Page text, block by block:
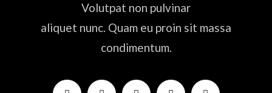
Volutpat non pulvinar
aliquet nunc. Quam eu proin sit massa
condimentum.